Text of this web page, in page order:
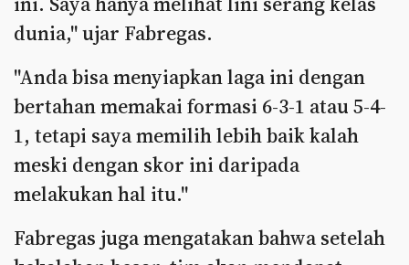
dunia," ujar Fabregas.
"Anda bisa menyiapkan laga ini dengan
bertahan memakai formasi 6-3-1 atau 5-4-
1, tetapi saya memilih lebih baik kalah
meski dengan skor ini daripada
melakukan hal itu."
Fabregas juga mengatakan bahwa setelah